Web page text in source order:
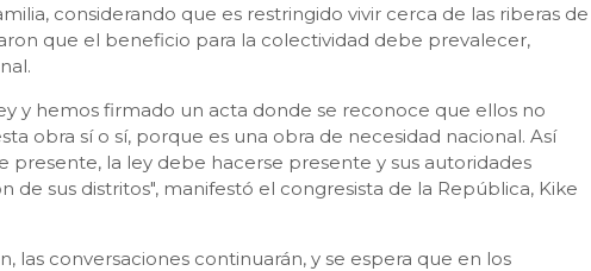
considerando que es restringido vivir cerca de las riberas de
que el beneficio para la colectividad debe prevalecer,
y hemos firmado un acta donde se reconoce que ellos no
obra sí o sí, porque es una obra de necesidad nacional. Así
presente, la ley debe hacerse presente y sus autoridades
de sus distritos", manifestó el congresista de la República, Kike
las conversaciones continuarán, y se espera que en los